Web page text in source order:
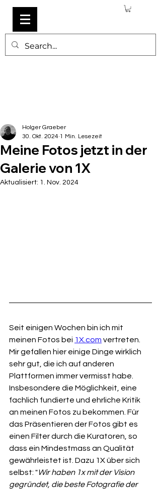
Meine Fotos jetzt in der
Galerie von 1X
Holger Graeber
30. Okt. 2024 1 Min. Lesezeit
Aktualisiert: 1. Nov. 2024
Seit einigen Wochen bin ich mit
meinen Fotos bei 1X.com vertreten.
Mir gefallen hier einige Dinge wirklich
sehr gut, die ich auf anderen
Plattformen immer vermisst habe.
Insbesondere die Möglichkeit, eine
fachlich fundierte und ehrliche Kritik
an meinen Fotos zu bekommen. Für
das Präsentieren der Fotos gibt es
einen Filter durch die Kuratoren, so
dass ein Mindestmass an Qualität
gewährleistet ist. Dazu 1X über sich
selbst: "Wir haben 1x mit der Vision
gegründet, die beste Fotografie der